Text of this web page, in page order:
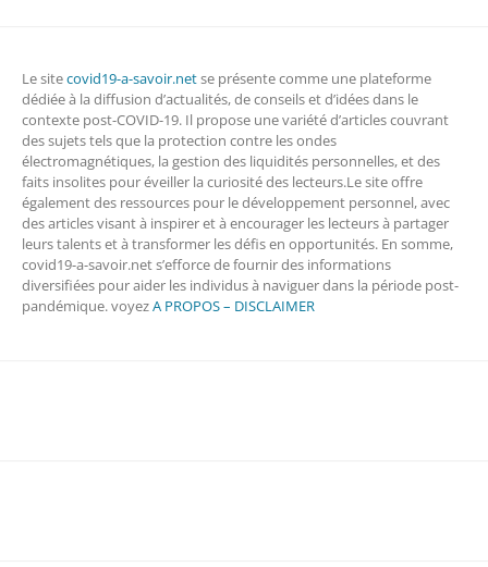
Le sitecovid19-a-savoir.netse présente comme une plateforme
dédiée à la diffusion d’actualités, de conseils et d’idées dans le
contexte post-COVID-19. Il propose une variété d’articles couvrant
des sujets tels que la protection contre les ondes
électromagnétiques, la gestion des liquidités personnelles, et des
faits insolites pour éveiller la curiosité des lecteurs.Le site offre
également des ressources pour le développement personnel, avec
des articles visant à inspirer et à encourager les lecteurs à partager
leurs talents et à transformer les défis en opportunités. En somme,
covid19-a-savoir.net s’efforce de fournir des informations
diversifiées pour aider les individus à naviguer dans la période post-
pandémique. voyezA PROPOS – DISCLAIMER